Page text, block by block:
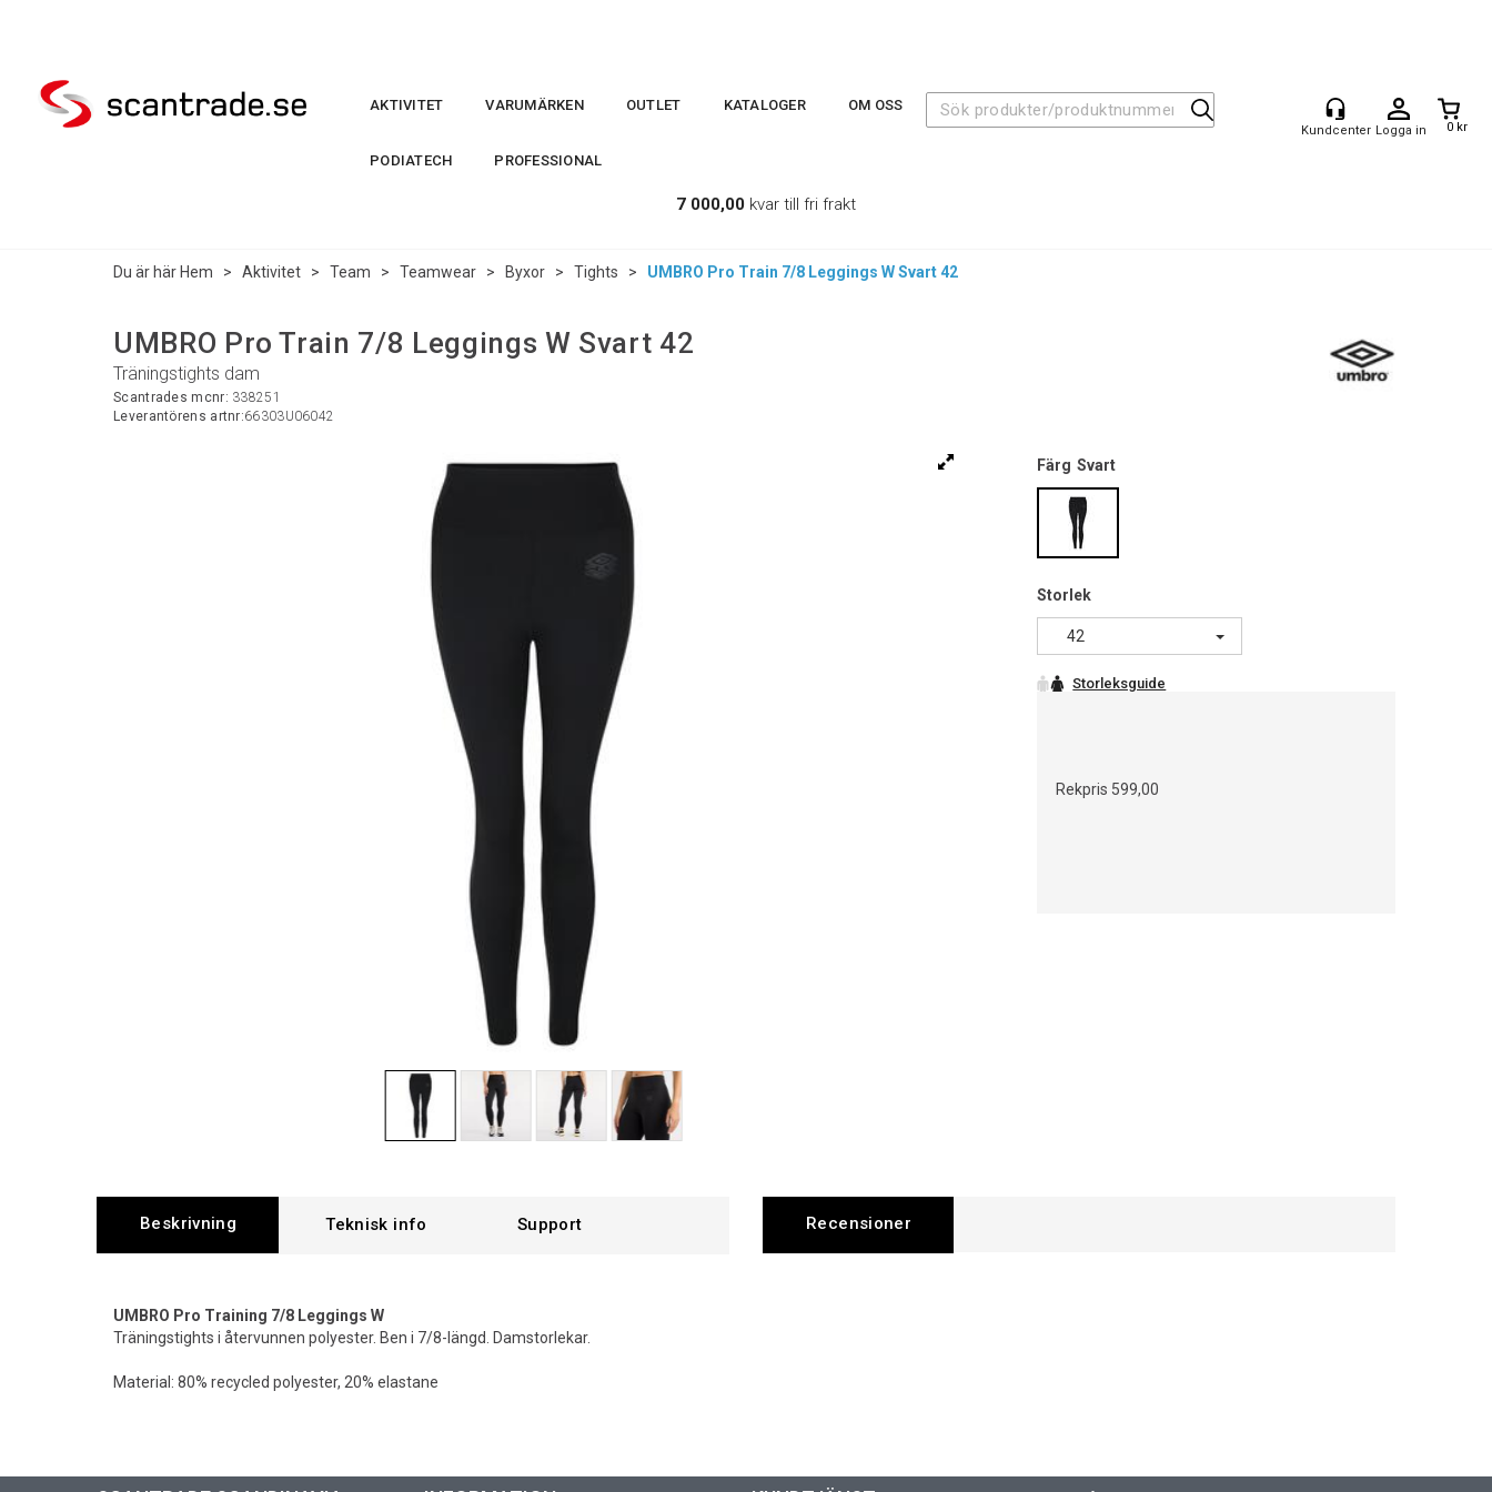
Logga in 0 kr
AKTIVITET VARUMÄRKEN OUTLET KATALOGER OM OSS
PODIATECH PROFESSIONAL
7 000,00 kvar till fri frakt
Du är här Hem > Aktivitet > Team > Teamwear > Byxor > Tights > UMBRO Pro Train 7/8 Leggings W Svart 42
UMBRO Pro Train 7/8 Leggings W Svart 42
Träningstights dam
Scantrades mcnr: 338251
Leverantörens artnr:66303U06042
Färg Svart
Storlek
42
Rekpris 599,00
Beskrivning Support
UMBRO Pro Training 7/8 Leggings W
Träningstights i återvunnen polyester. Ben i 7/8-längd. Damstorlekar.
Material: 80% recycled polyester, 20% elastane
Recensioner